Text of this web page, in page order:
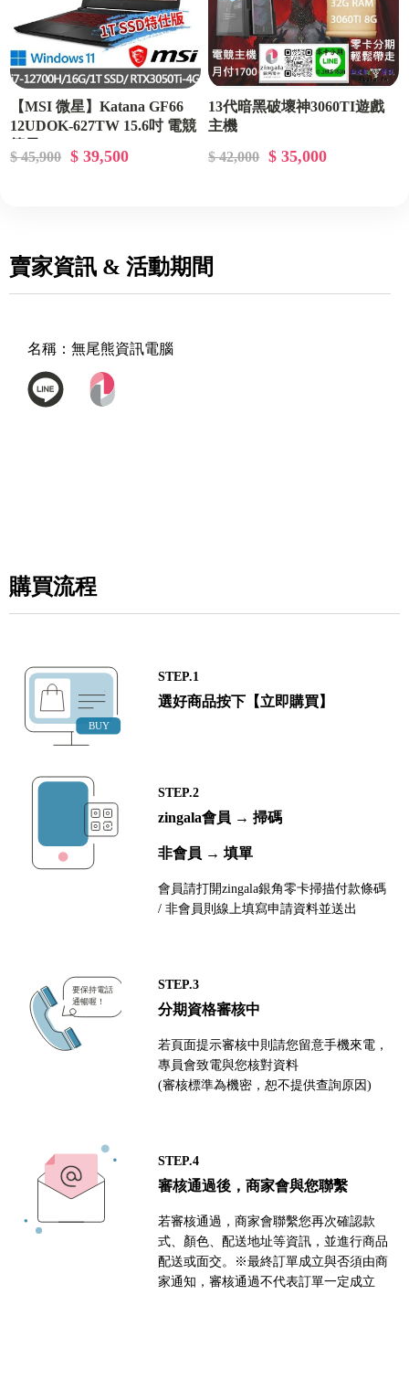
【MSI 微星】Katana GF66
12UDOK-627TW 15.6吋 電競
SSD/RTX3050Ti-4G-1T SSD
$ 45,900 $ 39,500
13代暗黑破壞神3060TI遊戲
主機
$ 42,000
$ 35,000
賣家資訊 & 活動期間
名稱： 無尾熊資訊電腦
購買流程
STEP.1
選好商品按下【立即購買】
STEP.2
zingala會員 → 掃碼
非會員 → 填單
會員請打開zingala銀角零卡掃描付款條碼
/ 非會員則線上填寫申請資料並送出
STEP.3
分期資格審核中
若頁面提示審核中則請您留意手機來電，
專員會致電與您核對資料
(審核標準為機密，恕不提供查詢原因)
STEP.4
審核通過後，商家會與您聯繫
若審核通過，商家會聯繫您再次確認款
式、顏色、配送地址等資訊，並進行商品
配送或面交。※最終訂單成立與否須由商
家通知，審核通過不代表訂單一定成立